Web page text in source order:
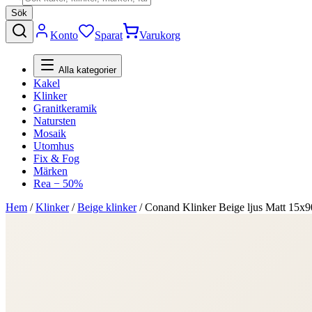
Sök
Konto Sparat Varukorg
Alla kategorier
Kakel
Klinker
Granitkeramik
Natursten
Mosaik
Utomhus
Fix & Fog
Märken
Rea − 50%
Hem /Klinker/Beige klinker/Conand Klinker Beige ljus Matt